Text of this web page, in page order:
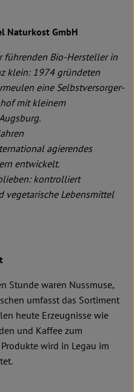
Naturkost GmbH
führenden Bio-Hersteller in
klein: 1974 gründeten
eine Selbstversorger-
mit kleinem
agierendes
entwickelt.
kontrolliert
vegetarische Lebensmittel
Stunde waren Nussmuse,
umfasst das Sortiment
heute Erzeugnisse wie
und Kaffee zum
wird in Legau im